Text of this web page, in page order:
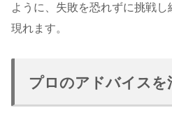
ように、失敗を恐れずに挑戦
現れます。
プロのアドバイスを